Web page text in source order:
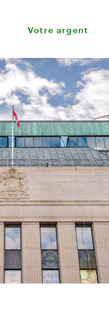
Votre argent